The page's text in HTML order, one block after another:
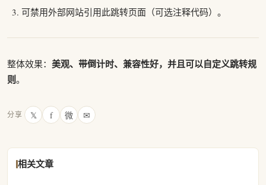
可禁用外部网站引用此跳转页面（可选注释代码）。
整体效果： 美观、带倒计时、兼容性好，并且可以自定义跳转规
则。
分享 𝕏 f 微 ✉
相关文章